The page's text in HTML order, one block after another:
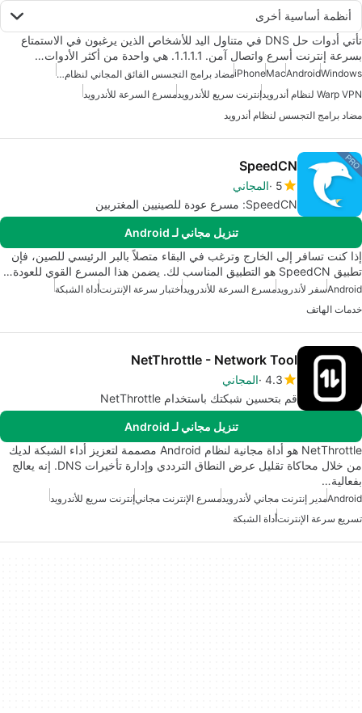
أنظمة أساسية أخرى
تأتي أدوات حل DNS في متناول اليد للأشخاص الذين يرغبون في الاستمتاع
بسرعة إنترنت أسرع واتصال آمن. 1.1.1.1. هي واحدة من أكثر الأدوات…
Windows
Android
Mac
iPhone
مضاد برامج التجسس الفائق المجاني لنظام أندرويد
Warp VPN لنظام أندرويد
إنترنت سريع للأندرويدمسرع السرعة للأندرويد
مضاد برامج التجسس لنظام أندرويد
SpeedCN
5 المجاني
SpeedCN: مسرع عودة للصينيين المغتربين
تنزيل مجاني لـ Android
إذا كنت تسافر إلى الخارج وترغب في البقاء متصلاً بالبر الرئيسي للصين، فإن
تطبيق SpeedCN هو التطبيق المناسب لك. يضمن هذا المسرع القوي للعودة…
Androidسفر لأندرويدمسرع السرعة للأندرويداختبار سرعة الإنترنتأداة الشبكة
خدمات الهاتف
NetThrottle - Network Tool
4.3 المجاني
قم بتحسين شبكتك باستخدام NetThrottle
تنزيل مجاني لـ Android
NetThrottle هو أداة مجانية لنظام Android مصممة لتعزيز أداء الشبكة لديك
من خلال محاكاة تقليل عرض النطاق الترددي وإدارة تأخيرات DNS. إنه يعالج
بفعالية…
Androidمدير إنترنت مجاني لأندرويدمسرع الإنترنت مجانيإنترنت سريع للأندرويد
تسريع سرعة الإنترنتأداة الشبكة